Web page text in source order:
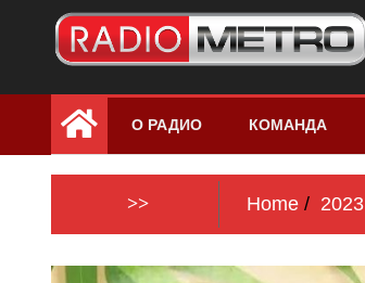
Радио МЕТРО
бесплатно в хорошем качестве Санкт-
Петербург и Россия
О РАДИО КОМАНДА
>> Home 2023